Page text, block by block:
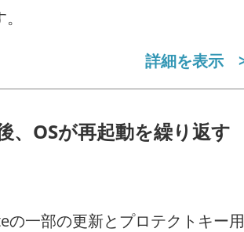
詳細を表示
、OSが再起動を繰り返す
一部の更新とプロテクトキー用